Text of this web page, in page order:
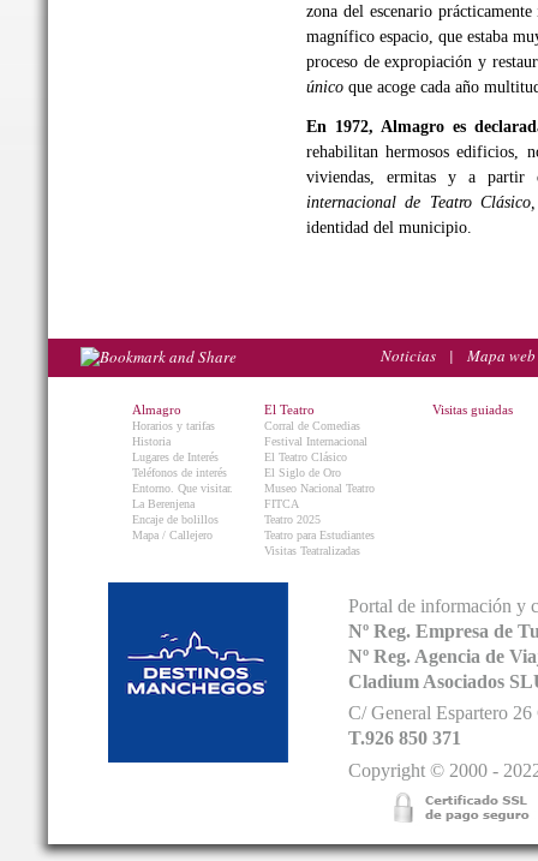
zona del escenario
magnífico espacio, que estaba
proceso de expropiación y
único que acoge cada año
En 1972, Almagro es
rehabilitan hermosos edificios,
viviendas, ermitas y a
internacional de Teatro Clásico,
identidad del municipio.
Noticias | Mapa web
Almagro
Horarios y tarifas
Historia
Lugares de Interés
Teléfonos de interés
Entorno. Que visitar.
La Berenjena
Encaje de bolillos
Mapa / Callejero
El Teatro
Corral de Comedias
Festival Internacional
El Teatro Clásico
El Siglo de Oro
Museo Nacional Teatro
FITCA
Teatro 2025
Teatro para Estudiantes
Visitas Teatralizadas
Visitas guiadas
Portal de información y
Nº Reg. Empresa de
Nº Reg. Agencia de
Cladium Asociados
C/ General Espartero
T.926 850 371
Copyright © 2000 -